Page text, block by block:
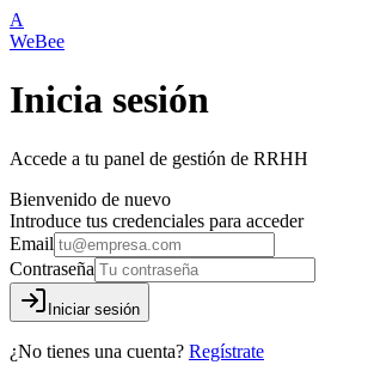
A
WeBee
Inicia sesión
Accede a tu panel de gestión de RRHH
Bienvenido de nuevo
Introduce tus credenciales para acceder
Email
Contraseña
Iniciar sesión
¿No tienes una cuenta? Regístrate